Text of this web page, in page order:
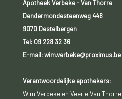
Apotheek Verbeke - Van Thorre
Dendermondesteenweg 448
9070 Destelbergen
Tel: 09 228 32 36
E-mail: wim.verbeke@proximus.be
Verantwoordelijke apothekers:
Wim Verbeke en Veerle Van Thorre